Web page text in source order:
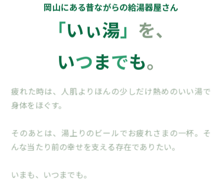
岡山にある昔ながらの給湯器屋さん
「いぃ湯」 を、
いつまでも。
疲れた時は、人肌よりほんの少しだけ熱めのいい湯で
身体をほぐす。
そのあとは、湯上りのビールでお疲れさまの一杯。そ
んな当たり前の幸せを支える存在でありたい。
いまも、いつまでも。